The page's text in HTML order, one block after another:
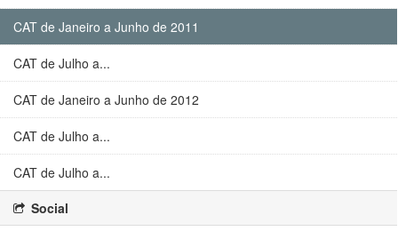
CAT de Janeiro a Junho de 2011
CAT de Julho a...
CAT de Janeiro a Junho de 2012
CAT de Julho a...
CAT de Julho a...
Social